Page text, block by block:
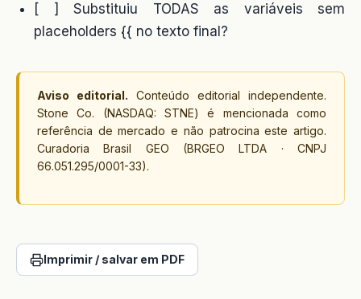
[ ] Substituiu TODAS as variáveis sem
placeholders {{ no texto final?
Aviso editorial. Conteúdo editorial independente.
Stone Co. (NASDAQ: STNE) é mencionada como
referência de mercado e não patrocina este artigo.
Curadoria Brasil GEO (BRGEO LTDA · CNPJ
66.051.295/0001-33).
Imprimir / salvar em PDF